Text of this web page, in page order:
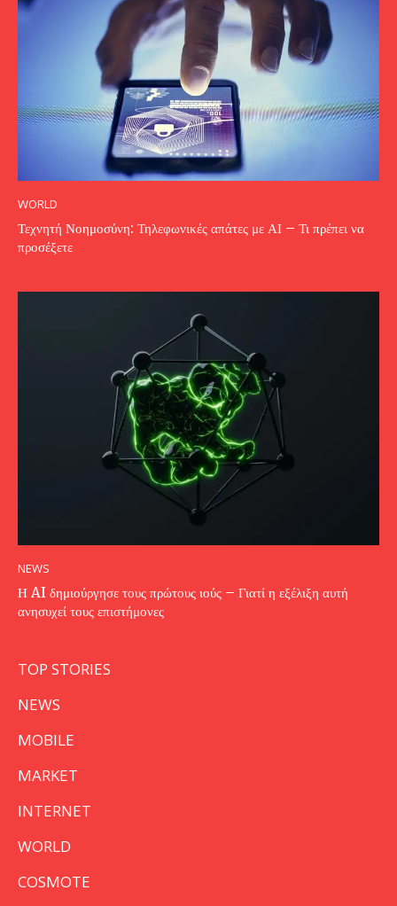
WORLD
Τεχνητή Νοημοσύνη: Τηλεφωνικές απάτες με ΑΙ – Τι πρέπει να
προσέξετε
NEWS
Η AI δημιούργησε τους πρώτους ιούς – Γιατί η εξέλιξη αυτή
ανησυχεί τους επιστήμονες
TOP STORIES
NEWS
MOBILE
MARKET
INTERNET
WORLD
COSMOTE